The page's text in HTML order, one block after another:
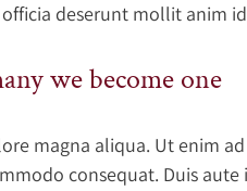
deserunt mollit anim
we become one
magna aliqua. Ut enim
consequat. Duis